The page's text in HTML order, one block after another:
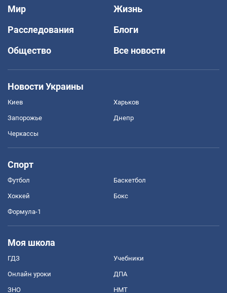
Мир
Жизнь
Расследования
Блоги
Общество
Все новости
Новости Украины
Киев Харьков
Запорожье Днепр
Черкассы
Спорт
Футбол Баскетбол
Хоккей Бокс
Формула-1
Моя школа
ГДЗ Учебники
Онлайн уроки ДПА
ЗНО НМТ